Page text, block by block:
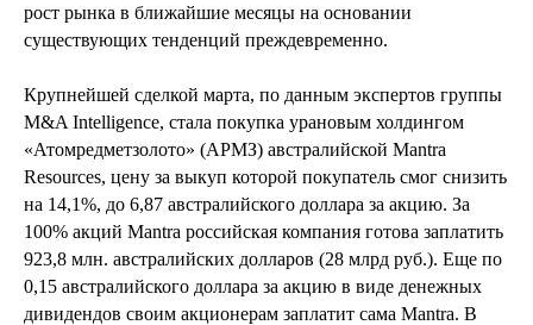
рост рынка в ближайшие месяцы на основании
существующих тенденций преждевременно.
Крупнейшей сделкой марта, по данным экспертов группы
M&A Intelligence, стала покупка урановым холдингом
«Атомредметзолото» (АРМЗ) австралийской Mantra
Resources, цену за выкуп которой покупатель смог снизить
на 14,1%, до 6,87 австралийского доллара за акцию. За
100% акций Mantra российская компания готова заплатить
923,8 млн. австралийских долларов (28 млрд руб.). Еще по
0,15 австралийского доллара за акцию в виде денежных
дивидендов своим акционерам заплатит сама Mantra. В